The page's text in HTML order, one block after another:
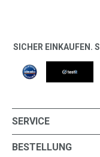
SICHER EINKAUFEN.
SERVICE
BESTELLUNG